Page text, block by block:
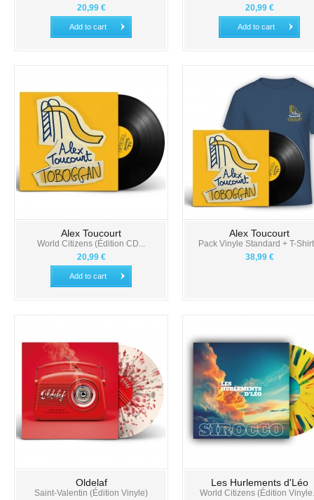
20,99 €
Add to cart
20,99 €
Add to cart
Alex Toucourt
World Citizens (Édition CD...
20,99 €
Add to cart
Alex Toucourt
Pack Vinyle Standard + T-
38,99 €
Oldelaf
Saint-Valentin (Édition Vinyle)
Les Hurlements d'Léo
World Citizens (Édition